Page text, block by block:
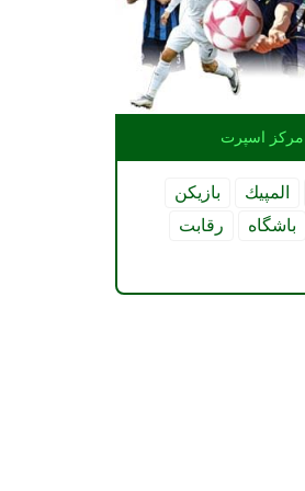
اسپرت
المپیك
بازیكن
باشگاه
رقابت